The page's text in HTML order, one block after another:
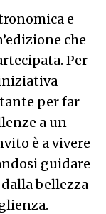
e
che
Per
per far
a un
è a vivere
guidare
bellezza